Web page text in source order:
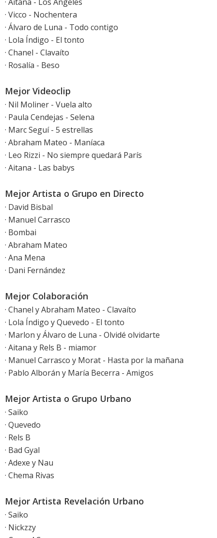
· Vicco - Nochentera
· Álvaro de Luna - Todo contigo
· Lola Índigo - El tonto
· Chanel - Clavaíto
· Rosalía - Beso
Mejor Videoclip
· Nil Moliner - Vuela alto
· Paula Cendejas - Selena
· Marc Seguí - 5 estrellas
· Abraham Mateo - Maníaca
· Leo Rizzi - No siempre quedará París
· Aitana - Las babys
Mejor Artista o Grupo en Directo
· David Bisbal
· Manuel Carrasco
· Bombai
· Abraham Mateo
· Ana Mena
· Dani Fernández
Mejor Colaboración
· Chanel y Abraham Mateo - Clavaíto
· Lola Índigo y Quevedo - El tonto
· Marlon y Álvaro de Luna - Olvidé olvidarte
· Aitana y Rels B - miamor
· Manuel Carrasco y Morat - Hasta por la mañana
· Pablo Alborán y María Becerra - Amigos
Mejor Artista o Grupo Urbano
· Saiko
· Quevedo
· Rels B
· Bad Gyal
· Adexe y Nau
· Chema Rivas
Mejor Artista Revelación Urbano
· Saiko
· Nickzzy